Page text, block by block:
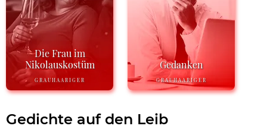
Die Frau im
Nikolauskostüm
GRAUHAARIGER
Gedanken
GRAUHAARIGER
Gedichte auf den Leib